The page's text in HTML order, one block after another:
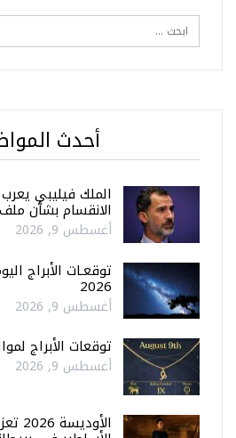
أحدث
الملك فيليبي
الانقسام بشأن
أغسطس 9, 2026
2026
أغسطس 9, 2026
توقعات الأبراج لمواليد
أغسطس 9, 2026